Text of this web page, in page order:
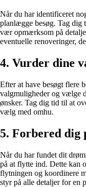
Når du har identificeret
planlægge besøg. Tag dig
vær opmærksom på
eventuelle renoveringer,
4. Vurder dine
Efter at have besøgt flere
valgmuligheder og vælge
ønsker. Tag dig tid til at
vælg med omhu.
5. Forbered dig
Når du har fundet dit
på at flytte ind. Dette kan
flytningen og koordinere
styr på alle detaljer for en